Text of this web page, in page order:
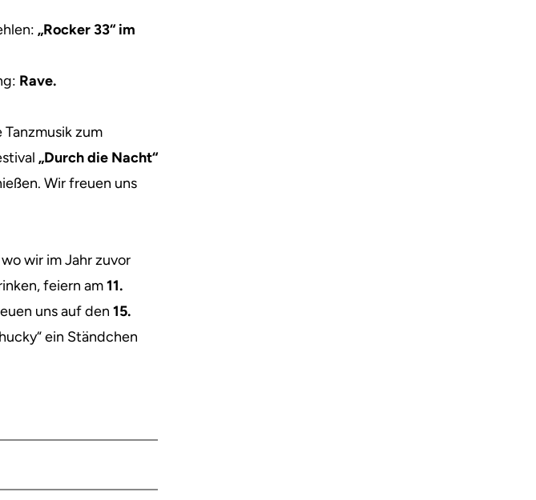
„Rocker 33“ im
Rave.
zum
„Durch die Nacht“
Wir freuen uns
wir im Jahr zuvor
feiern am11.
uns auf den 15.
ein Ständchen